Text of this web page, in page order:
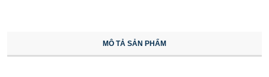
MÔ TẢ SẢN PHẨM